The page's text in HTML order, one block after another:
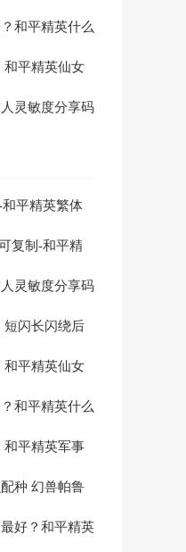
和平精英什么
和平精英仙女
灵敏度分享码
平精英繁体
复制-和平精
灵敏度分享码
短闪长闪绕后
和平精英仙女
和平精英什么
和平精英军事
种 幻兽帕鲁
好？和平精英